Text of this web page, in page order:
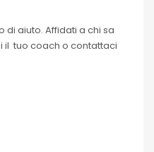
di aiuto. Affidati a chi sa
il tuo coach o contattaci